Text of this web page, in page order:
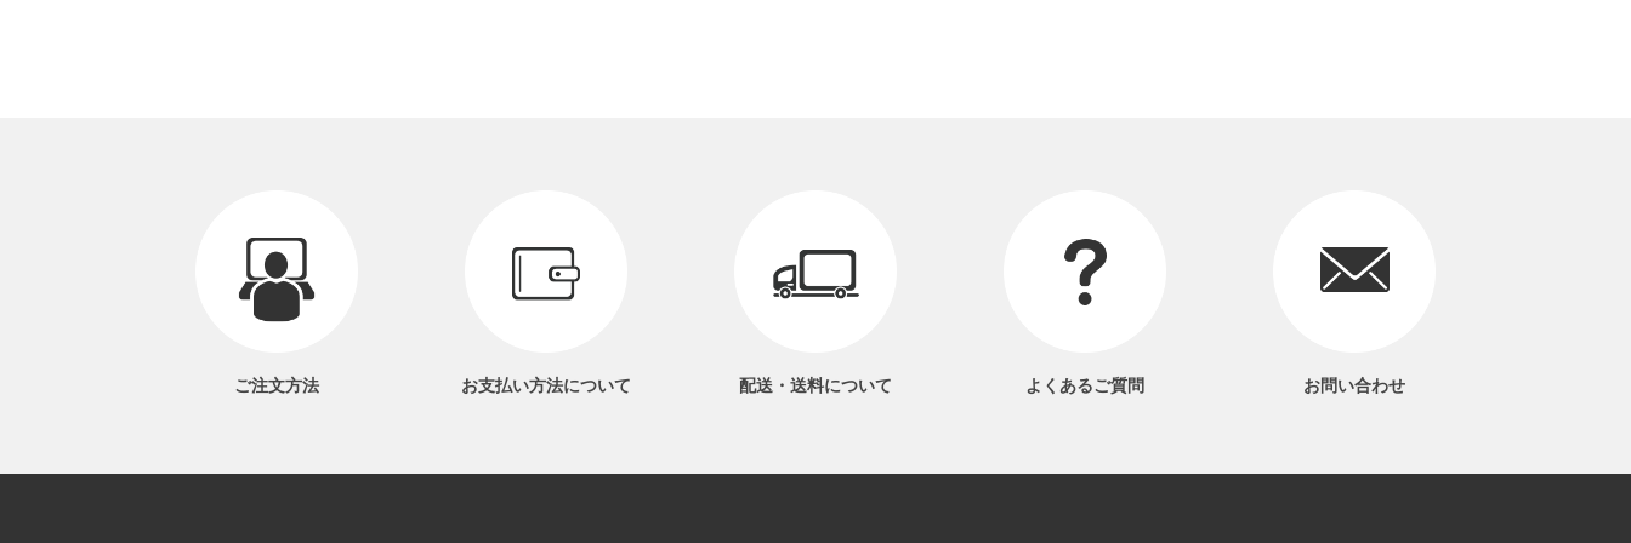
ご注文方法 お支払い方法について 配送・送料について よくあるご質問 お問い合わせ